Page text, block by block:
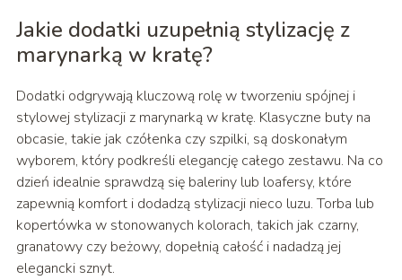
Jakie dodatki uzupełnią stylizację z
marynarką w kratę?
Dodatki odgrywają kluczową rolę w tworzeniu spójnej i
stylowej stylizacji z marynarką w kratę. Klasyczne buty na
obcasie, takie jak czółenka czy szpilki, są doskonałym
wyborem, który podkreśli elegancję całego zestawu. Na co
dzień idealnie sprawdzą się baleriny lub loafersy, które
zapewnią komfort i dodadzą stylizacji nieco luzu. Torba lub
kopertówka w stonowanych kolorach, takich jak czarny,
granatowy czy beżowy, dopełnią całość i nadadzą jej
elegancki sznyt.